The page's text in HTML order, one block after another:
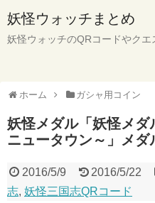
妖怪ウォッチまとめ
妖怪ウォッチのQRコードやクエ
ホーム ガシャ用コイン
妖怪メダル「妖怪メダ
ニュータウン～」メダ
2016/5/9 2016/5/22
志, 妖怪三国志QRコード